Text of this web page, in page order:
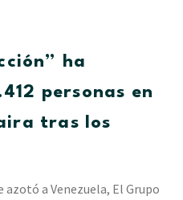
ha
personas en
tras los
azotó a Venezuela, El Grupo